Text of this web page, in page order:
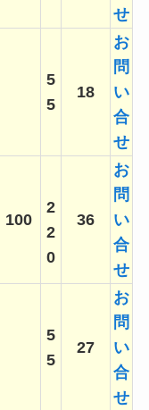
せ
5
5
18
お
問
い
合
せ
100
2
2
0
36
お
問
い
合
せ
5
5
27
お
問
い
合
せ